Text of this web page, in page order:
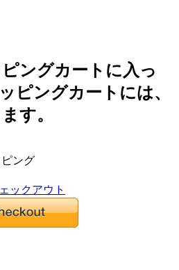
ングカートに入っ
ピングカートには、
す。
ング
ックアウト